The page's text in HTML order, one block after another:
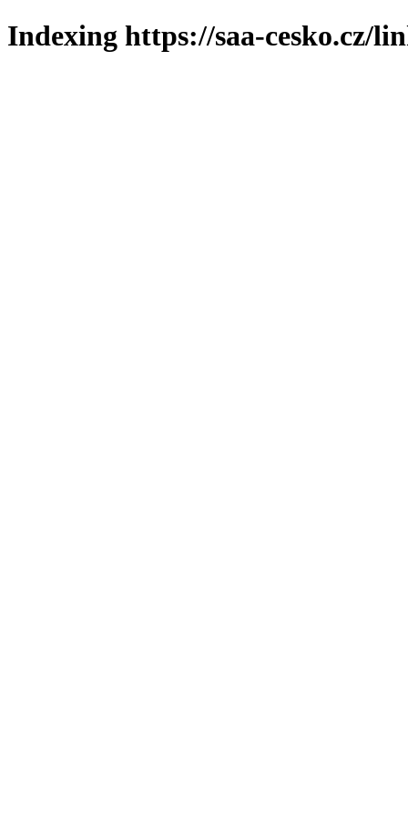
Indexing https://saa-cesko.cz/